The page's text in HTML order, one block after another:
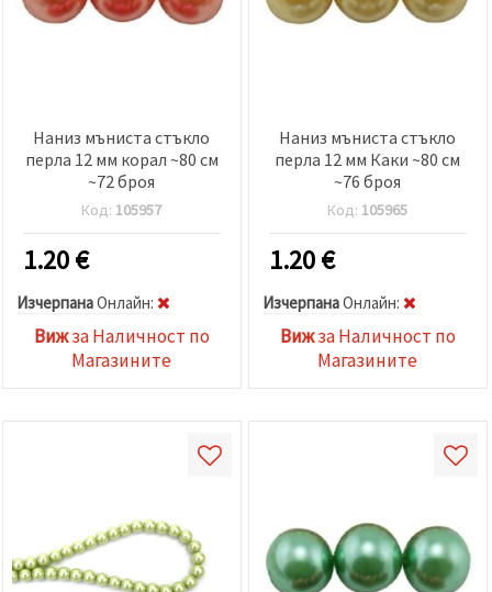
Наниз мъниста стъкло
перла 12 мм корал ~80 см
~72 броя
Код: 105957
1.20€
ИзчерпанаOнлайн:
Вижза Наличност по
Магазините
Наниз мъниста стъкло
перла 12 мм Каки ~80 см
~76 броя
Код: 105965
1.20€
ИзчерпанаOнлайн:
Вижза Наличност по
Магазините